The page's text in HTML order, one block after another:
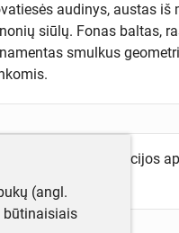
audinys, austas iš
siūlų. Fonas baltas,
smulkus
daugiau informacijos
(angl.
būtinaisiais